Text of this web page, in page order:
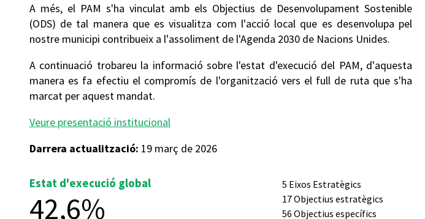
A més, el PAM s'ha vinculat amb els Objectius de Desenvolupament Sostenible
(ODS) de tal manera que es visualitza com l'acció local que es desenvolupa pel
nostre municipi contribueix a l'assoliment de l'Agenda 2030 de Nacions Unides.
A continuació trobareu la informació sobre l'estat d'execució del PAM, d'aquesta
manera es fa efectiu el compromís de l'organització vers el full de ruta que s'ha
marcat per aquest mandat.
Veure presentació institucional
Darrera actualització: 19 març de 2026
Estat d'execució global
42,6%
5 Eixos Estratègics
17 Objectius estratègics
56 Objectius específics